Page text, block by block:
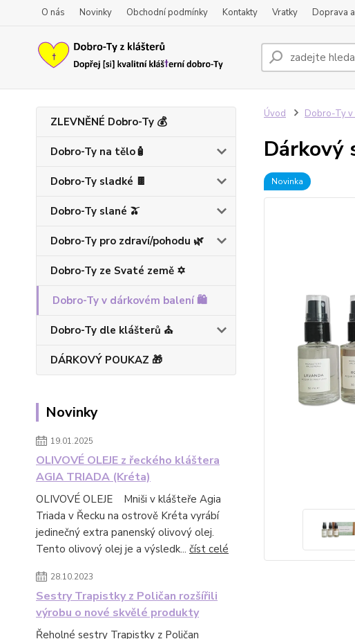
O nás Novinky Obchodní podmínky Kontakty Vratky Doprava
ZLEVNĚNÉ Dobro-Ty 💰
Dobro-Ty na tělo🧴
Dobro-Ty sladké 🍫
Dobro-Ty slané 🫒
Dobro-Ty pro zdraví/pohodu 🌿
Dobro-Ty ze Svaté země ✡️
Dobro-Ty v dárkovém balení 🛍️
Dobro-Ty dle klášterů ⛪
DÁRKOVÝ POUKAZ 🎁
Novinky
19.01.2025
OLIVOVÉ OLEJE z řeckého kláštera
AGIA TRIADA (Kréta)
OLIVOVÉ OLEJE Mniši v klášteře Agia
Triada v Řecku na ostrově Kréta vyrábí
jedinečný extra panenský olivový olej.
Tento olivový olej je a výsledk... číst celé
28.10.2023
Sestry Trapistky z Poličan rozšířili
výrobu o nové skvělé produkty
Řeholné sestry Trapistky z Poličan
Úvod Dobro-Ty
Dárkový
Novinka